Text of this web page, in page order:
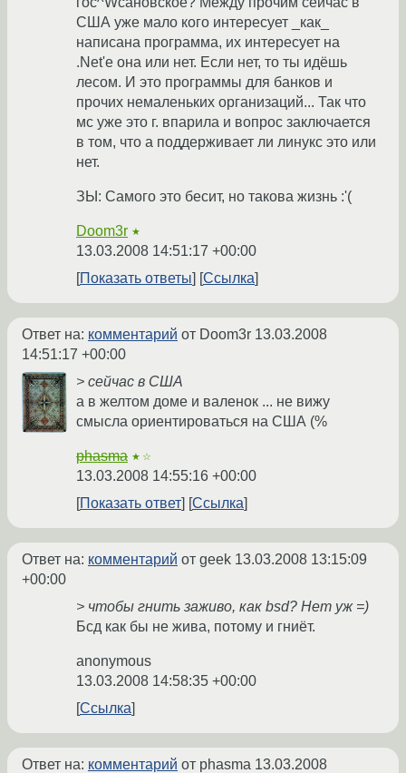
США уже мало кого интересует _как_
написана программа, их интересует на
.Net'е она или нет. Если нет, то ты идёшь
лесом. И это программы для банков и
прочих немаленьких организаций... Так что
мс уже это г. впарила и вопрос заключается
в том, что а поддерживает ли линукс это или
нет.
ЗЫ: Самого это бесит, но такова жизнь :'(
Doom3r ★
13.03.2008 14:51:17 +00:00
Показать ответы
Ссылка
Ответ на: комментарий от Doom3r 13.03.2008
14:51:17 +00:00
> сейчас в США
а в желтом доме и валенок ... не вижу
смысла ориентироваться на США (%
phasma ★☆
13.03.2008 14:55:16 +00:00
Показать ответ
Ссылка
Ответ на: комментарий от geek 13.03.2008 13:15:09
+00:00
> чтобы гнить заживо, как bsd? Нет уж =)
Бсд как бы не жива, потому и гниёт.
anonymous
13.03.2008 14:58:35 +00:00
Ссылка
Ответ на: комментарий от phasma 13.03.2008